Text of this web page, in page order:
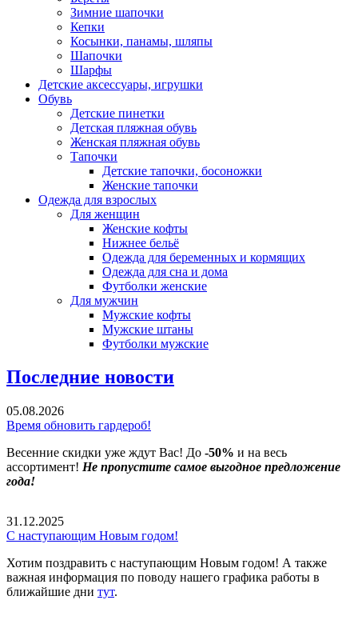
Зимние шапочки
Кепки
Косынки, панамы, шляпы
Шапочки
Шарфы
Детские аксессуары, игрушки
Обувь
Детские пинетки
Детская пляжная обувь
Женская пляжная обувь
Тапочки
Детские тапочки, босоножки
Женские тапочки
Одежда для взрослых
Для женщин
Женские кофты
Нижнее бельё
Одежда для беременных и кормящих
Одежда для сна и дома
Футболки женские
Для мужчин
Мужские кофты
Мужские штаны
Футболки мужские
Последние новости
05.08.2026
Время обновить гардероб!
Весенние скидки уже ждут Вас! До -50% и на весь
ассортимент! Не пропустите самое выгодное предложение
года!
31.12.2025
С наступающим Новым годом!
Хотим поздравить с наступающим Новым годом! А также
важная информация по поводу нашего графика работы в
ближайшие дни тут.